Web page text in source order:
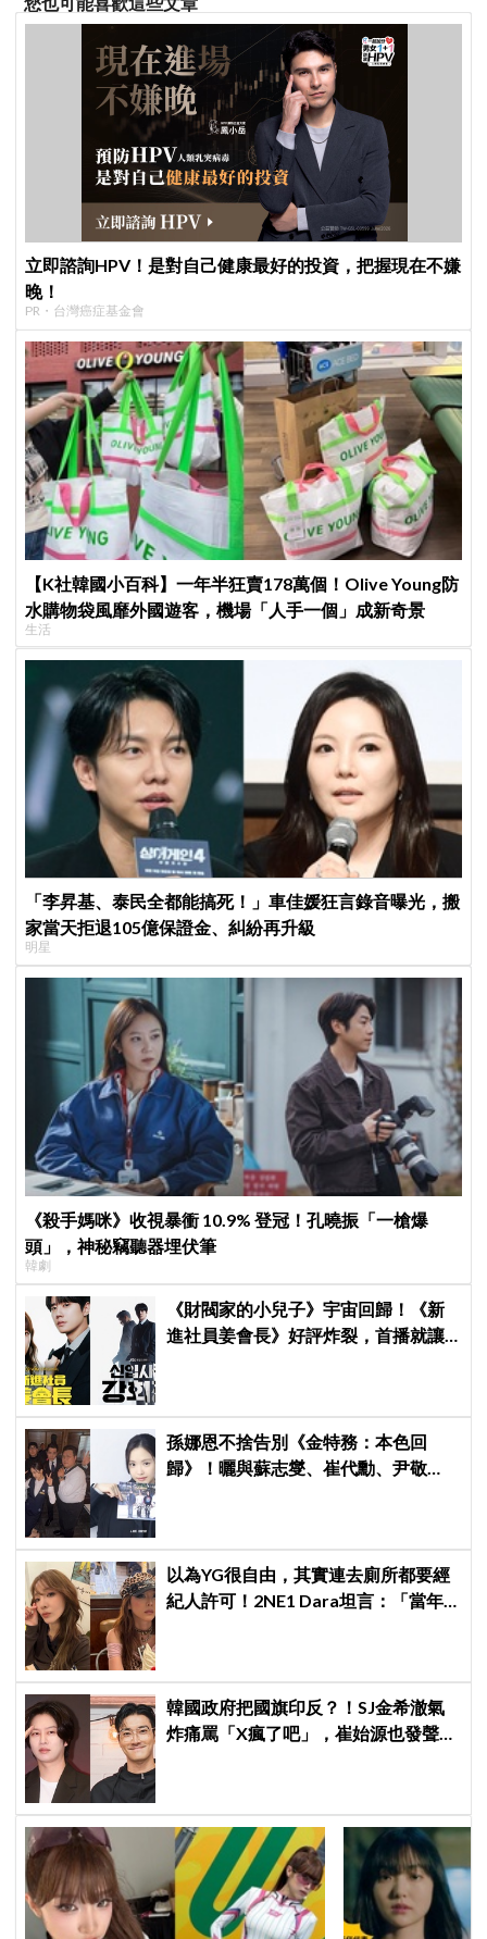
立即諮詢HPV！是對自己健康最好的投資，把握現在不嫌
晚！
PR・台灣癌症基金會
【K社韓國小百科】一年半狂賣178萬個！Olive Young防
水購物袋風靡外國遊客，機場「人手一個」成新奇景
生活
「李昇基、泰民全都能搞死！」車佳媛狂言錄音曝光，搬
家當天拒退105億保證金、糾紛再升級
明星
《殺手媽咪》收視暴衝 10.9% 登冠！孔曉振「一槍爆
頭」，神秘竊聽器埋伏筆
韓劇
《財閥家的小兒子》宇宙回歸！《新
進社員姜會長》好評炸裂，首播就讓
孫娜恩不捨告別《金特務：本色回
歸》！曬與蘇志燮、崔代勳、尹敬
以為YG很自由，其實連去廁所都要經
紀人許可！2NE1 Dara坦言：「當年
韓國政府把國旗印反？！SJ金希澈氣
炸痛罵「X瘋了吧」，崔始源也發聲挺